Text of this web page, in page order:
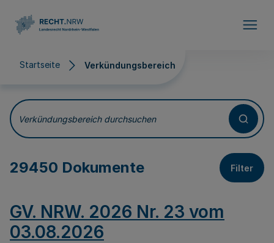
Startseite Verkündungsbereich
Verkündungsbereich
Verkündungsbereich durchsuchen
29450 Dokumente Filter
GV. NRW. 2026 Nr. 23 vom
03.08.2026